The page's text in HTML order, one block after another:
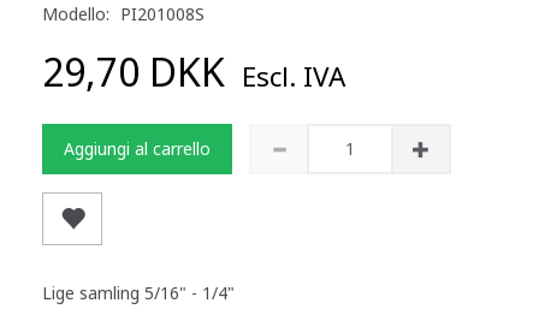
Modello: PI201008S
29,70 DKK Escl. IVA
Aggiungi al carrello
Lige samling 5/16" - 1/4"